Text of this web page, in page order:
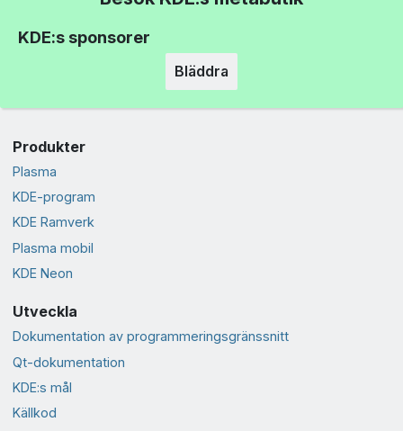
KDE:s sponsorer
Bläddra
Produkter
Plasma
KDE-program
KDE Ramverk
Plasma mobil
KDE Neon
Utveckla
Dokumentation av programmeringsgränssnitt
Qt-dokumentation
KDE:s mål
Källkod